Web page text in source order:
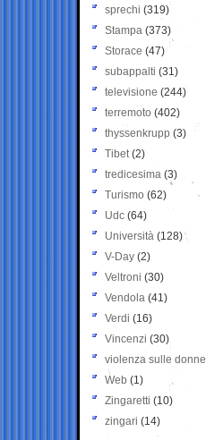
sprechi (319)
Stampa (373)
Storace (47)
subappalti (31)
televisione(244)
terremoto (402)
thyssenkrupp (3)
Tibet(2)
tredicesima (3)
Turismo (62)
Udc (64)
Università (128)
V-Day (2)
Veltroni (30)
Vendola (41)
Verdi (16)
Vincenzi (30)
violenza sulle donne
Web (1)
Zingaretti (10)
zingari (14)